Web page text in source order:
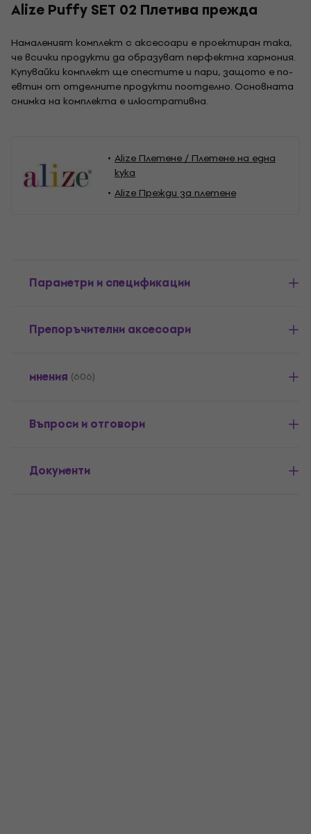
Alize Puffy SET 02 Плетива прежда
Намаленият комплект с аксесоари е проектиран така,
че всички продукти да образуват перфектна хармония.
Купувайки комплект ще спестите и пари, защото е по-
евтин от отделните продукти поотделно. Основната
снимка на комплекта е илюстративна.
Alize Плетене / Плетене на една
кука
Alize Прежди за плетене
Параметри и спецификации
Препоръчителни аксесоари
мнения (606)
Въпроси и отговори
Документи